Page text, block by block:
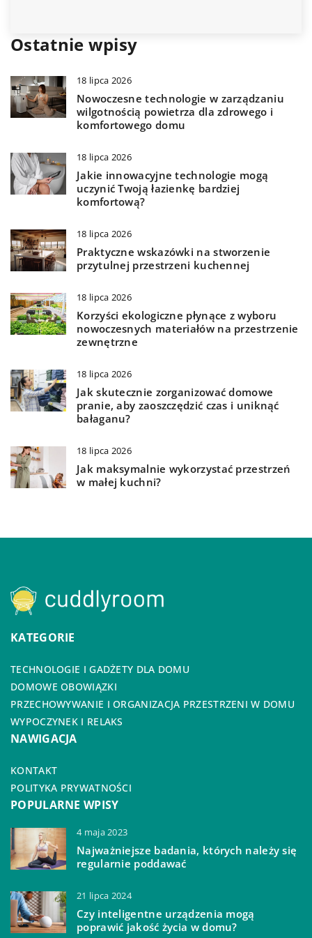
Ostatnie wpisy
18 lipca 2026
Nowoczesne technologie w zarządzaniu
wilgotnością powietrza dla zdrowego i
komfortowego domu
18 lipca 2026
Jakie innowacyjne technologie mogą
uczynić Twoją łazienkę bardziej
komfortową?
18 lipca 2026
Praktyczne wskazówki na stworzenie
przytulnej przestrzeni kuchennej
18 lipca 2026
Korzyści ekologiczne płynące z wyboru
nowoczesnych materiałów na przestrzenie
zewnętrzne
18 lipca 2026
Jak skutecznie zorganizować domowe
pranie, aby zaoszczędzić czas i uniknąć
bałaganu?
18 lipca 2026
Jak maksymalnie wykorzystać przestrzeń
w małej kuchni?
KATEGORIE
TECHNOLOGIE I GADŻETY DLA DOMU
DOMOWE OBOWIĄZKI
PRZECHOWYWANIE I ORGANIZACJA PRZESTRZENI W DOMU
WYPOCZYNEK I RELAKS
NAWIGACJA
KONTAKT
POLITYKA PRYWATNOŚCI
POPULARNE WPISY
4 maja 2023
Najważniejsze badania, których należy się
regularnie poddawać
21 lipca 2024
Czy inteligentne urządzenia mogą
poprawić jakość życia w domu?